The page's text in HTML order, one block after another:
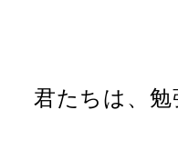
君たちは、